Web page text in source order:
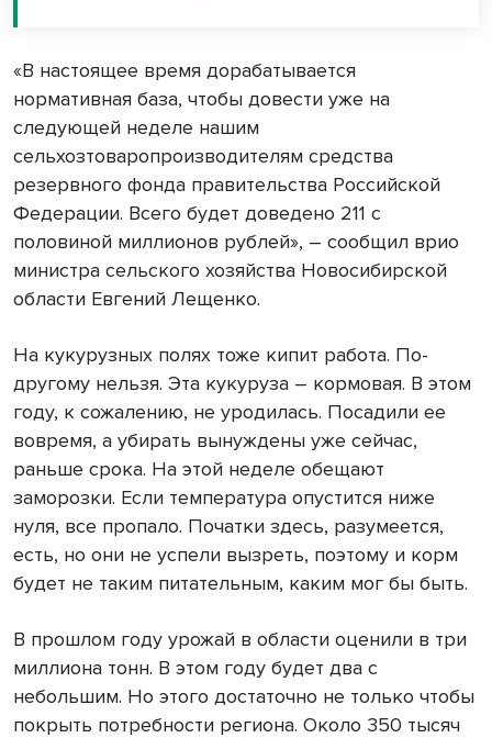
«В настоящее время дорабатывается
нормативная база, чтобы довести уже на
следующей неделе нашим
сельхозтоваропроизводителям средства
резервного фонда правительства Российской
Федерации. Всего будет доведено 211 с
половиной миллионов рублей», – сообщил врио
министра сельского хозяйства Новосибирской
области Евгений Лещенко.
На кукурузных полях тоже кипит работа. По-
другому нельзя. Эта кукуруза – кормовая. В этом
году, к сожалению, не уродилась. Посадили ее
вовремя, а убирать вынуждены уже сейчас,
раньше срока. На этой неделе обещают
заморозки. Если температура опустится ниже
нуля, все пропало. Початки здесь, разумеется,
есть, но они не успели вызреть, поэтому и корм
будет не таким питательным, каким мог бы быть.
В прошлом году урожай в области оценили в три
миллиона тонн. В этом году будет два с
небольшим. Но этого достаточно не только чтобы
покрыть потребности региона. Около 350 тысяч